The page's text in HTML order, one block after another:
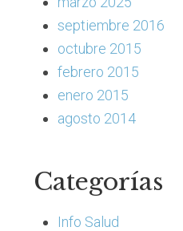
septiembre 2016
octubre 2015
febrero 2015
enero 2015
agosto 2014
Categorías
Info Salud